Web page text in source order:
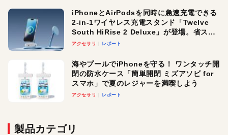
iPhoneとAirPodsを同時に急速充電できる
2-in-1ワイヤレス充電スタンド「Twelve
South HiRise 2 Deluxe」が登場。省スペ
ースでおしゃれに充電したい人にオスス
アクセサリ レポート
海やプールでiPhoneを守る！ ワンタッチ開
閉の防水ケース「簡単開閉 ミズアソビ for
スマホ」で夏のレジャーを満喫しよう
アクセサリ レポート
製品カテゴリ